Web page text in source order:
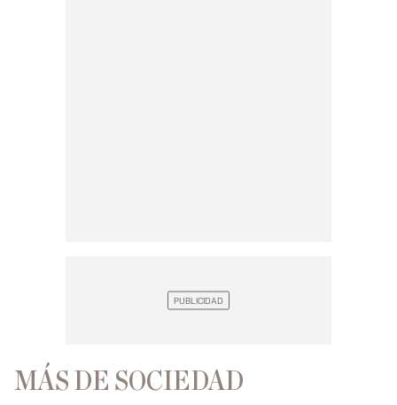
MÁS DE SOCIEDAD